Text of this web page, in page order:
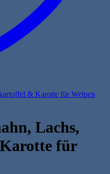
Lachs,
für